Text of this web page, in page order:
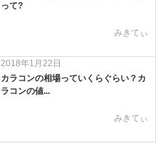
って?
みきてぃ
2018年1月22日
カラコンの相場っていくらぐらい？カ
ラコンの値...
みきてぃ